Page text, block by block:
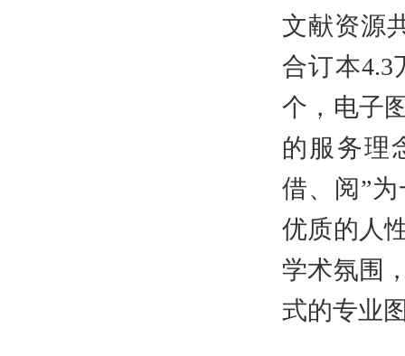
文献资源
合订本4.3
个，电子
的服务理
借、阅”
优质的人
学术氛围
式的专业